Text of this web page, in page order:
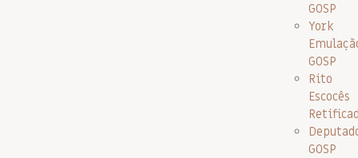
GOSP
York
GOSP
Rito
Escocês
GOSP